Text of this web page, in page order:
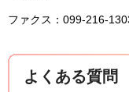
ファクス：099-216-
よくある質問